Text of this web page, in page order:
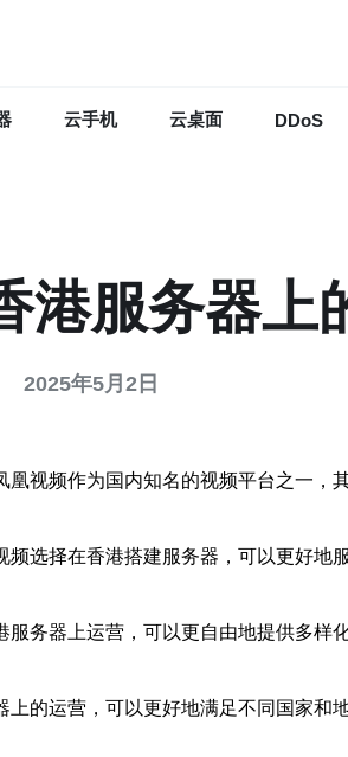
云手机 云桌面 DDoS
港服务器上
2025年5月2日
视频作为国内知名的视频平台之一
选择在香港搭建服务器，可以更好地
务器上运营，可以更自由地提供多
的运营，可以更好地满足不同国家和